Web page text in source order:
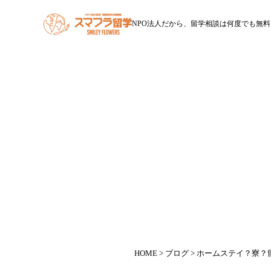
NPO法人だから、留学相談は何度でも無料
HOME > ブログ > ホームステイ？寮？